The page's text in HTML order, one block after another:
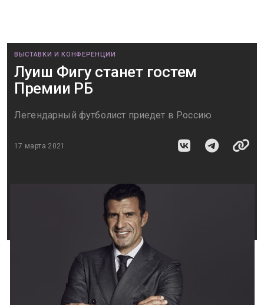
ВЫСТАВКИ И КОНФЕРЕНЦИИ
Луиш Фигу станет гостем
Премии РБ
Легендарный футболист приедет в Россию
17 марта 2021